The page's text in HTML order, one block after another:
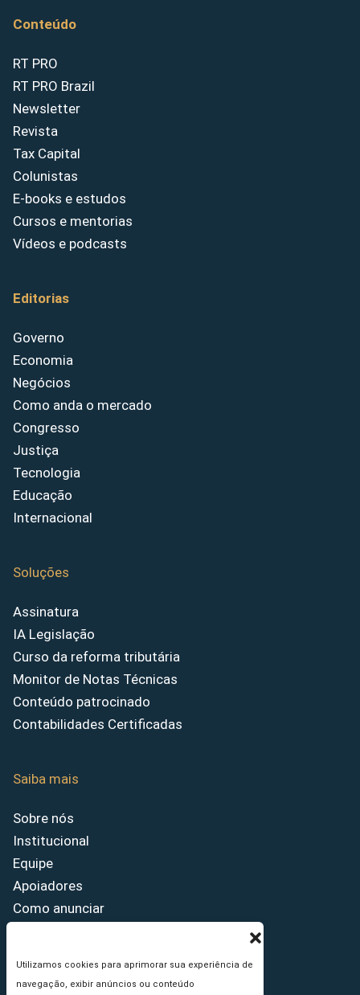
Utilizamos cookies para aprimorar sua experiência de
navegação, exibir anúncios ou conteúdo
Conteúdo
RT PRO
RT PRO Brazil
Newsletter
Revista
Tax Capital
Colunistas
E-books e estudos
Cursos e mentorias
Vídeos e podcasts
Editorias
Governo
Economia
Negócios
Como anda o mercado
Congresso
Justiça
Tecnologia
Educação
Internacional
Soluções
Assinatura
IA Legislação
Curso da reforma tributária
Monitor de Notas Técnicas
Conteúdo patrocinado
Contabilidades Certificadas
Saiba mais
Sobre nós
Institucional
Equipe
Apoiadores
Como anunciar